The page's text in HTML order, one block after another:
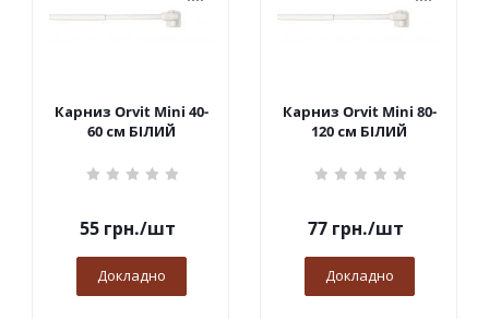
Карниз Orvit Mini 40-
60 см БІЛИЙ
55грн./шт
Докладно
Карниз Orvit Mini 80-
120 см БІЛИЙ
77грн./шт
Докладно